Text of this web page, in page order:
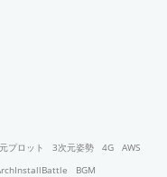
プロット 3次元姿勢 4G
AWS
BGM